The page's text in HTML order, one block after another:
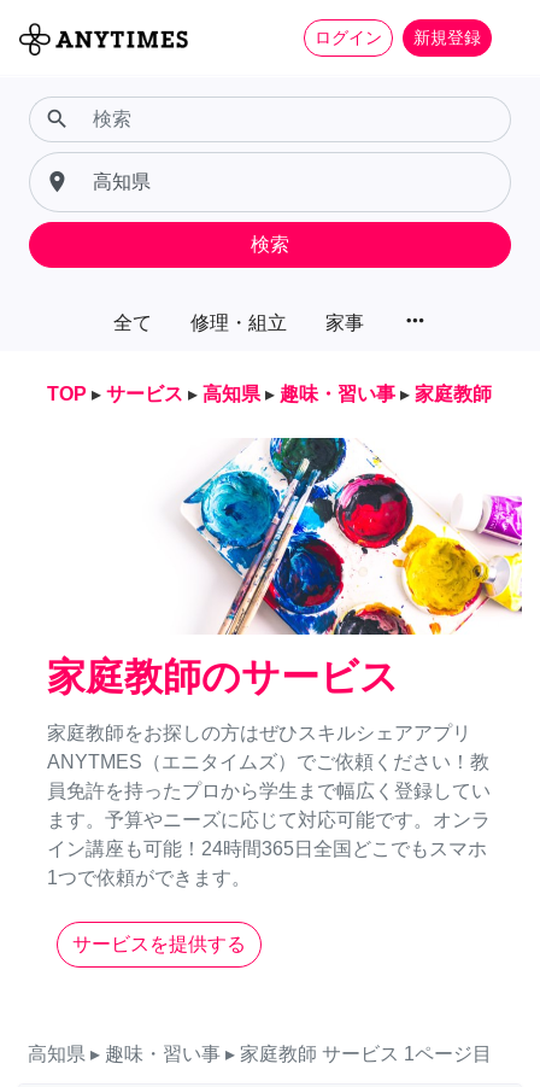
ログイン 新規登録
全て 修理・組立 家事 more_horiz
search
place
検索
TOP ▸ サービス ▸ 高知県 ▸ 趣味・習い事 ▸ 家庭教師
家庭教師のサービス
家庭教師をお探しの方はぜひスキルシェアアプリ
ANYTMES（エニタイムズ）でご依頼ください！教
員免許を持ったプロから学生まで幅広く登録してい
ます。予算やニーズに応じて対応可能です。オンラ
イン講座も可能！24時間365日全国どこでもスマホ
1つで依頼ができます。
サービスを提供する
高知県 ▸ 趣味・習い事 ▸ 家庭教師 サービス 1ページ目